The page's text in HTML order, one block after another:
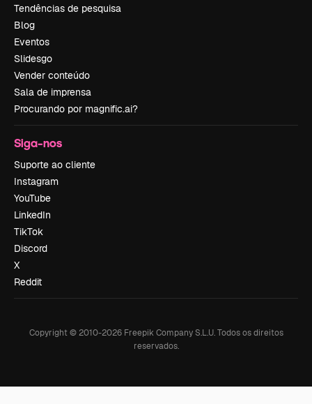
Tendências de pesquisa
Blog
Eventos
Slidesgo
Vender conteúdo
Sala de imprensa
Procurando por magnific.ai?
Siga-nos
Suporte ao cliente
Instagram
YouTube
LinkedIn
TikTok
Discord
X
Reddit
Copyright © 2010-2026Freepik Company S.L.U. Todos os direitos
reservados.